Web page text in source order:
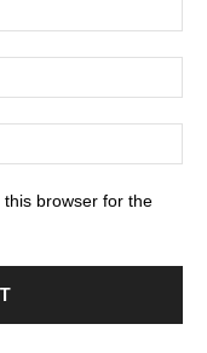
browser for the